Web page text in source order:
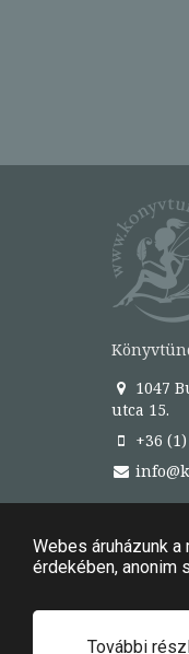
1047
utca 15.
+36